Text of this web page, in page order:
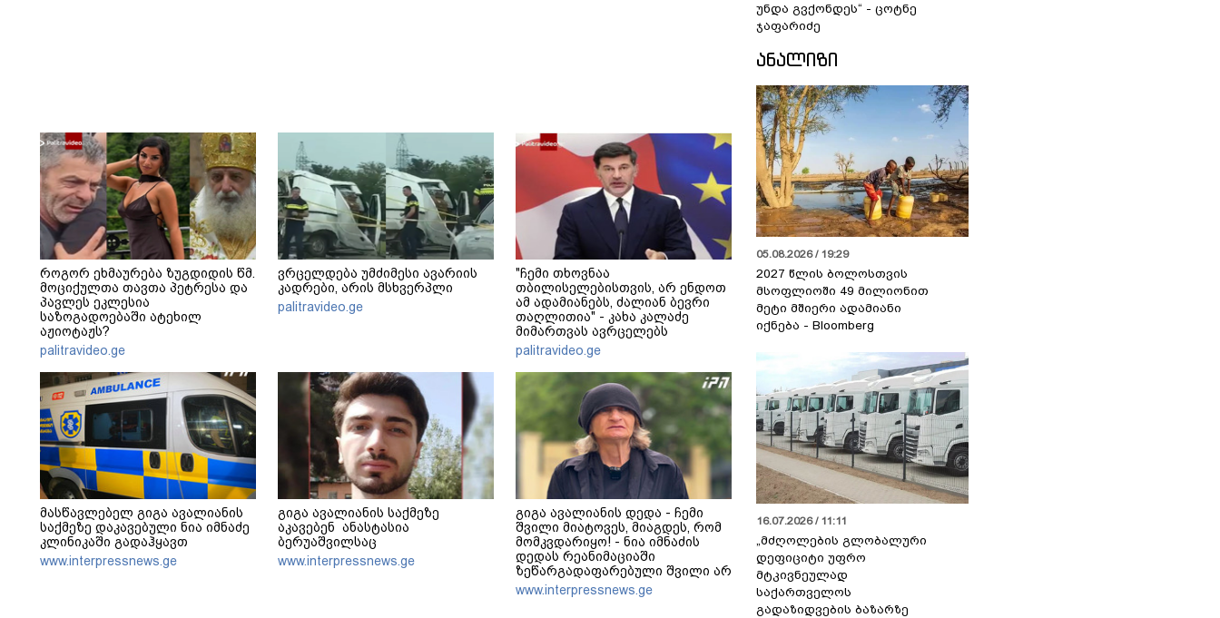
როგორ ეხმაურება ზუგდიდის წმ.
მოციქულთა თავთა პეტრესა და
პავლეს ეკლესია
საზოგადოებაში ატეხილ
აჟიოტაჟს?
palitravideo.ge
ვრცელდება უმძიმესი ავარიის
კადრები, არის მსხვერპლი
palitravideo.ge
"ჩემი თხოვნაა
თბილისელებისთვის, არ ენდოთ
ამ ადამიანებს, ძალიან ბევრი
თაღლითია" - კახა კალაძე
მიმართვას ავრცელებს
palitravideo.ge
მასწავლებელ გიგა ავალიანის
საქმეზე დაკავებული ნია იმნაძე
კლინიკაში გადაჰყავთ
www.interpressnews.ge
გიგა ავალიანის საქმეზე
აკავებენ ანასტასია
ბერუაშვილსაც
www.interpressnews.ge
გიგა ავალიანის დედა - ჩემი
შვილი მიატოვეს, მიაგდეს, რომ
მომკვდარიყო! - ნია იმნაძის
დედას რეანიმაციაში
ზეწარგადაფარებული შვილი არ
უნახავს - ჩემი აზრით, ანასტასია
ბერუაშვილსაც დაიჭერენ
www.interpressnews.ge
უნდა გვქონდეს“ - ცოტნე
ჯაფარიძე
ᲐᲜᲐᲚᲘᲖᲘ
05.08.2026 / 19:29
2027 წლის ბოლოსთვის
მსოფლიოში 49 მილიონით
მეტი მშიერი ადამიანი
იქნება - Bloomberg
16.07.2026 / 11:11
„მძღოლების გლობალური
დეფიციტი უფრო
მტკივნეულად
საქართველოს
გადაზიდვების ბაზარზე